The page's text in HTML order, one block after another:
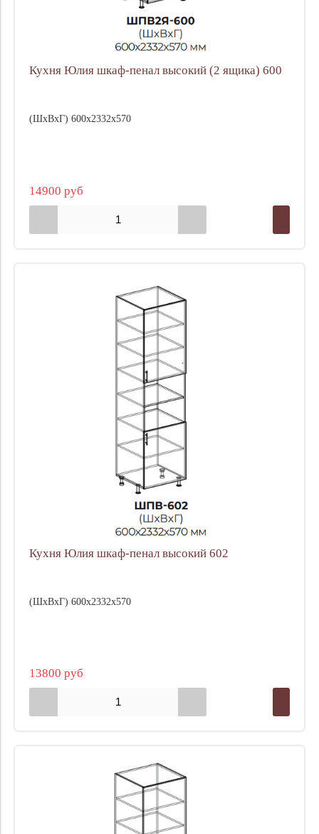
Кухня Юлия шкаф-пенал высокий (2 ящика) 600
(ШхВхГ) 600х2332х570
14900 руб
Кухня Юлия шкаф-пенал высокий 602
(ШхВхГ) 600х2332х570
13800 руб